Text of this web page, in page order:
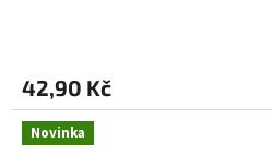
42,90 Kč
Novinka